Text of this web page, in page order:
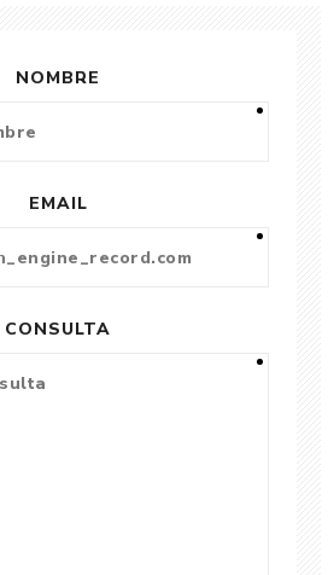
NOMBRE
EMAIL
CONSULTA